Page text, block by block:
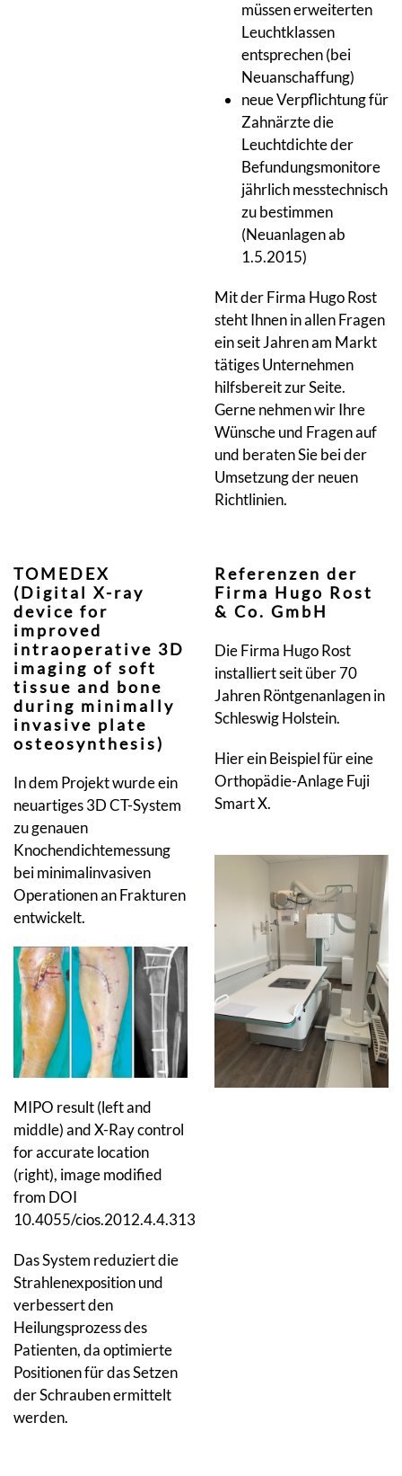
müssen erweiterten
Leuchtklassen
entsprechen (bei
Neuanschaffung)
neue Verpflichtung für
Zahnärzte die
Leuchtdichte der
Befundungsmonitore
jährlich messtechnisch
zu bestimmen
(Neuanlagen ab
1.5.2015)
Mit der Firma Hugo Rost
steht Ihnen in allen Fragen
ein seit Jahren am Markt
tätiges Unternehmen
hilfsbereit zur Seite.
Gerne nehmen wir Ihre
Wünsche und Fragen auf
und beraten Sie bei der
Umsetzung der neuen
Richtlinien.
TOMEDEX
(Digital X-ray
device for
improved
intraoperative 3D
imaging of soft
tissue and bone
during minimally
invasive plate
osteosynthesis)
In dem Projekt wurde ein
neuartiges 3D CT-System
zu genauen
Knochendichtemessung
bei minimalinvasiven
Operationen an Frakturen
entwickelt.
MIPO result (left and
middle) and X-Ray control
for accurate location
(right), image modified
from DOI
10.4055/cios.2012.4.4.313
Das System reduziert die
Strahlenexposition und
verbessert den
Heilungsprozess des
Patienten, da optimierte
Positionen für das Setzen
der Schrauben ermittelt
werden.
Referenzen der
Firma Hugo Rost
& Co. GmbH
Die Firma Hugo Rost
installiert seit über 70
Jahren Röntgenanlagen in
Schleswig Holstein.
Hier ein Beispiel für eine
Orthopädie-Anlage Fuji
Smart X.